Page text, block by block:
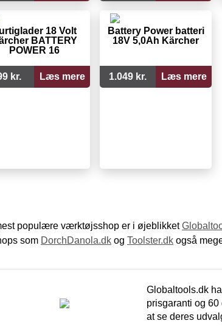
18 Volt
BATTERY
POWER 16
kr. Læs mere
Battery Power batteri
18V 5,0Ah Kärcher
1.049 kr. Læs mere
populære værktøjsshop er i øjeblikket
som DorchDanola.dk og Toolster.dk også
Globaltools.dk
prisgaranti og 60
at se deres